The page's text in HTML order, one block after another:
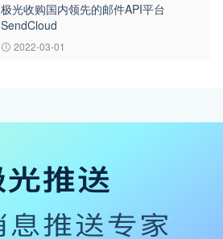
极光收购国内领先的邮件API平台
SendCloud
2022-03-01